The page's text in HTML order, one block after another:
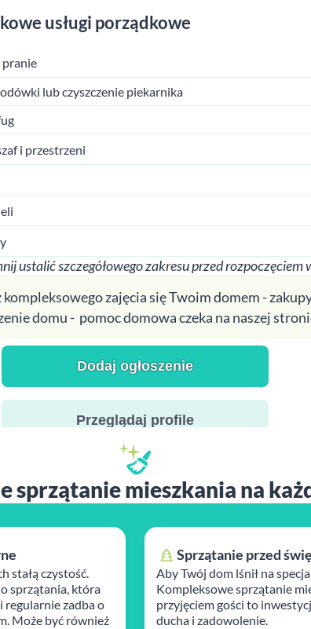
usługi porządkowe
pranie
lub czyszczenie piekarnika
i przestrzeni
ustalić szczegółowego zakresu przed rozpoczęciem
zajęcia się Twoim domem -
domu - pomoc domowa czeka na naszej
Dodaj ogłoszenie
Przeglądaj profile
sprzątanie mieszkania na
stałą czystość.
sprzątania, która
regularnie zadba o
Może być również
Sprzątanie przed
Aby Twój dom lśnił na
Kompleksowe sprzątanie
przyjęciem gości to
ducha i zadowolenie.